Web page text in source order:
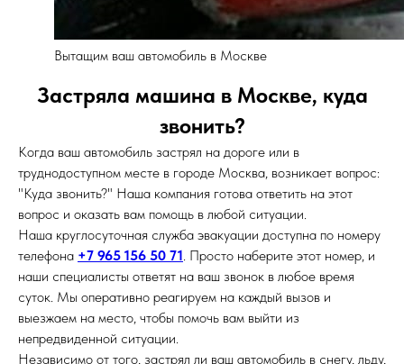
Вытащим ваш автомобиль в Москве
Застряла машина в Москве, куда
звонить?
Когда ваш автомобиль застрял на дороге или в
труднодоступном месте в городе Москва, возникает вопрос:
"Куда звонить?" Наша компания готова ответить на этот
вопрос и оказать вам помощь в любой ситуации.
Наша круглосуточная служба эвакуации доступна по номеру
телефона +7 965 156 50 71 . Просто наберите этот номер, и
наши специалисты ответят на ваш звонок в любое время
суток. Мы оперативно реагируем на каждый вызов и
выезжаем на место, чтобы помочь вам выйти из
непредвиденной ситуации.
Независимо от того, застрял ли ваш автомобиль в снегу, льду,